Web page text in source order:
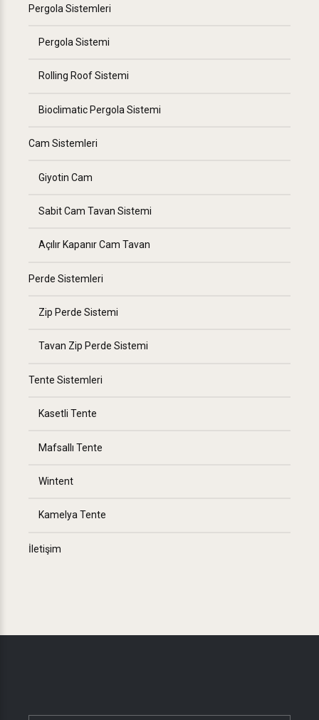
Pergola Sistemleri
Pergola Sistemi
Rolling Roof Sistemi
Bioclimatic Pergola Sistemi
Cam Sistemleri
Giyotin Cam
Sabit Cam Tavan Sistemi
Açılır Kapanır Cam Tavan
Perde Sistemleri
Zip Perde Sistemi
Tavan Zip Perde Sistemi
Tente Sistemleri
Kasetli Tente
Mafsallı Tente
Wintent
Kamelya Tente
İletişim